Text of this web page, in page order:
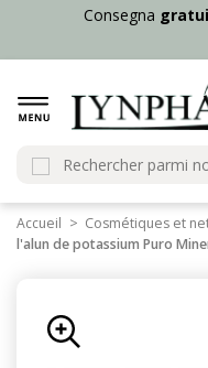
Consegna
Accueil Cosmétiques et
l'alun de potassium Puro